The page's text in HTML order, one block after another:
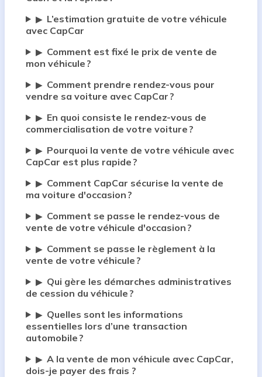
▶ L’estimation gratuite de votre véhicule
avec CapCar
▶ Comment est fixé le prix de vente de
mon véhicule ?
▶ Comment prendre rendez-vous pour
vendre sa voiture avec CapCar ?
▶ En quoi consiste le rendez-vous de
commercialisation de votre voiture ?
▶ Pourquoi la vente de votre véhicule avec
CapCar est plus rapide ?
▶ Comment CapCar sécurise la vente de
ma voiture d'occasion ?
▶ Comment se passe le rendez-vous de
vente de votre véhicule d'occasion ?
▶ Comment se passe le règlement à la
vente de votre véhicule ?
▶ Qui gère les démarches administratives
de cession du véhicule ?
▶ Quelles sont les informations
essentielles lors d’une transaction
automobile ?
▶ A la vente de mon véhicule avec CapCar,
dois-je payer des frais ?